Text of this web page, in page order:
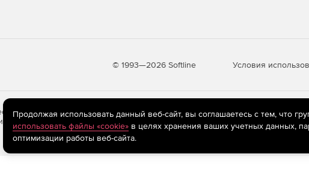
© 1993—2026 Softline Условия
store.softline.ru применяютсярекомендательные технологии
сведений, относящихся к предпочтениям пользователей сети
Продолжая использовать данный веб-сайт, вы соглашаетесь с тем, что
использовать файлы «cookie»в целях хранения ваших учетных данных,
оптимизации работы веб-сайта.